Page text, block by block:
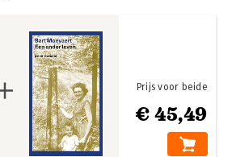
€ 45,49
Prijs voor beide